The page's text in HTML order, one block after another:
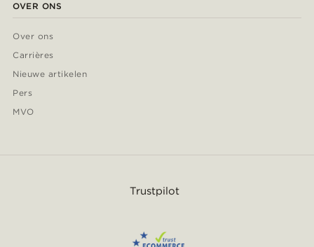
OVER ONS
Over ons
Carrières
Nieuwe artikelen
Pers
MVO
Trustpilot